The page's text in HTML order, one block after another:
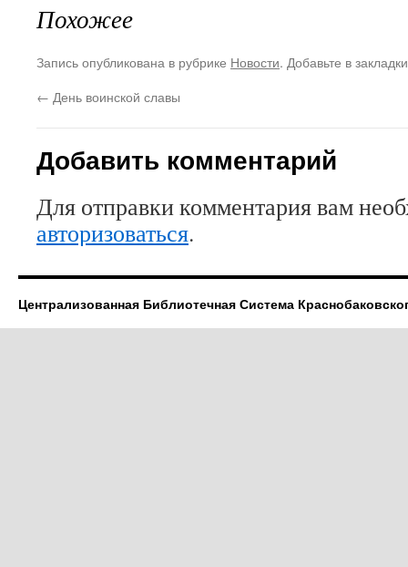
Похожее
Запись опубликована в рубрике Новости. Добавьте в
← День воинской славы
Добавить комментарий
Для отправки комментария вам
авторизоваться.
Централизованная Библиотечная Система